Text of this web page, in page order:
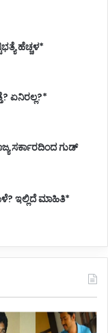
ಹೆಚ್ಚಳ*
ಏನಿರಲ್ಲ?*
ಸರ್ಕಾರದಿಂದ ಗುಡ್
ಇಲ್ಲಿದೆ ಮಾಹಿತಿ*